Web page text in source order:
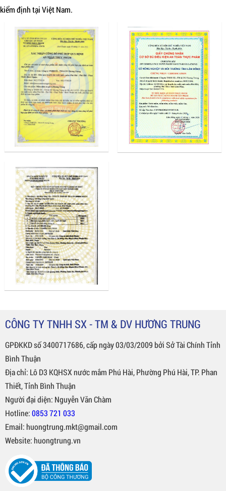
kiểm định tại Việt Nam.
CÔNG TY TNHH SX - TM & DV HƯƠNG TRUNG
GPĐKKD số 3400717686, cấp ngày 03/03/2009 bởi Sở Tài Chính Tỉnh
Bình Thuận
Địa chỉ: Lô D3 KQHSX nước mắm Phú Hài, Phường Phú Hài, TP. Phan
Thiết, Tỉnh Bình Thuận
Người đại diện: Nguyễn Văn Chàm
Hotline:0853 721 033
Email: huongtrung.mkt@gmail.com
Website: huongtrung.vn